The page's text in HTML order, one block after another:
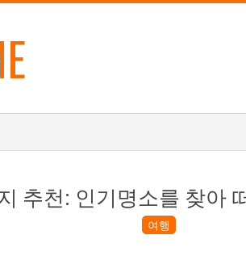
추천: 인기명소를 찾아
여행